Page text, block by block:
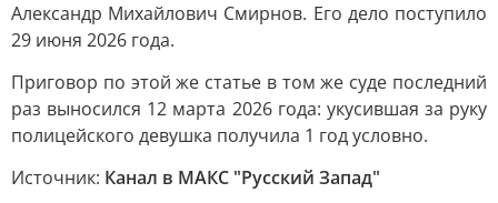
Александр Михайлович Смирнов. Его дело поступило
29 июня 2026 года.
Приговор по этой же статье в том же суде последний
раз выносился 12 марта 2026 года: укусившая за руку
полицейского девушка получила 1 год условно.
Источник: Канал в МАКС "Русский Запад"